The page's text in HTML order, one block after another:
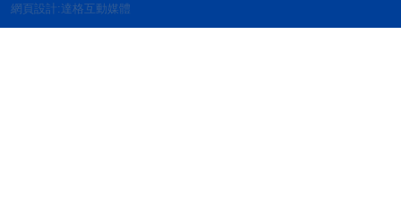
網頁設計:達格互動媒體